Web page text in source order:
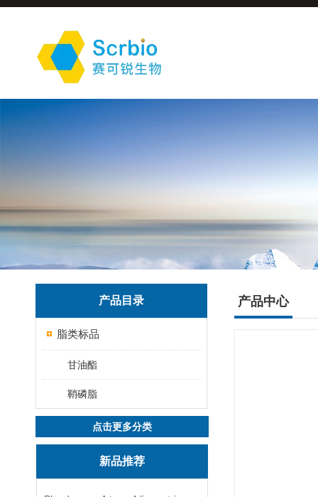
产品目录
脂类标品
甘油酯
鞘磷脂
点击更多分类
新品推荐
产品中心